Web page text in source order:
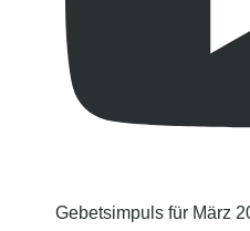
Gebetsimpuls für März